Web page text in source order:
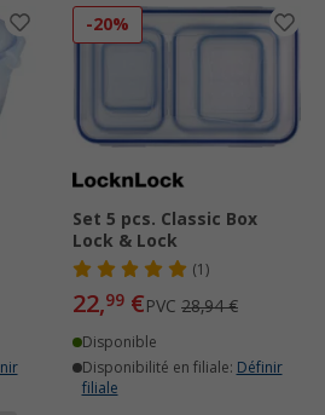
-20%
Set 5 pcs. Classic Box
Lock & Lock
(1)
22,99 €PVC 28,94 €
Disponible
Disponibilité en filiale: Définir
filiale